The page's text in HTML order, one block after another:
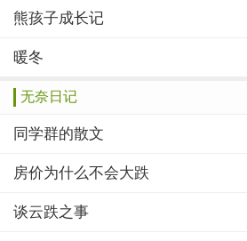
熊孩子成长记
暖冬
无奈日记
同学群的散文
房价为什么不会大跌
谈云跌之事